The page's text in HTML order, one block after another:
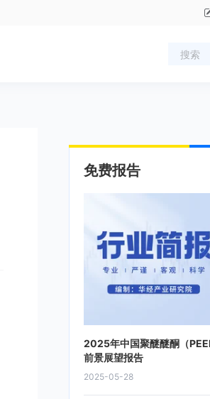
免费报告
2025年中国聚醚醚酮（
前景展望报告
2025-05-28